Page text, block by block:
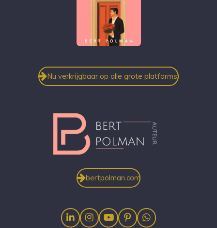
Nu verkrijgbaar op alle grote platforms!
bertpolman.com
L
I
Y
P
W